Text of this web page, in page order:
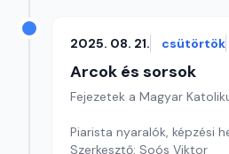
2025. 08. 21. csütörtök
Arcok és sorsok
Fejezetek a Magyar
Piarista nyaralók, képzési
Szerkesztő: Soós Viktor